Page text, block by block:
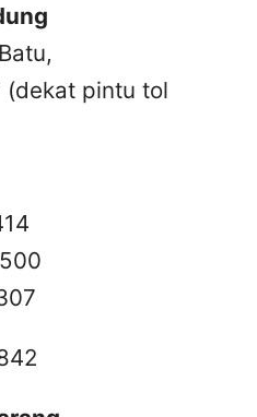
(dekat pintu tol